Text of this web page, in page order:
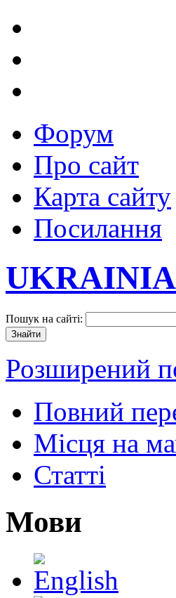
Форум
Про сайт
Карта сайту
Посилання
Пошук на сайті:
Розширений
Повний
Місця на
Статті
Мови